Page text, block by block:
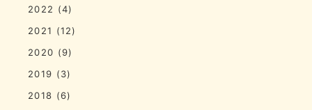
2022 (4)
2021 (12)
2020 (9)
2019 (3)
2018 (6)